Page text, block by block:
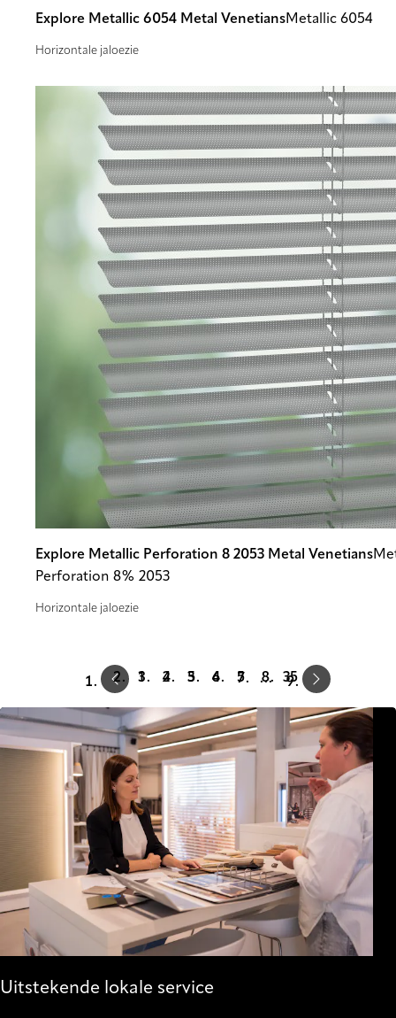
Explore Metallic 6054 Metal VenetiansMetallic 6054
Horizontale jaloezie
Explore Metallic Perforation 8 2053 Metal Venetians
Perforation 8% 2053
Horizontale jaloezie
Prev 1 2 3 4 5 … 35 Next
Uitstekende lokale service